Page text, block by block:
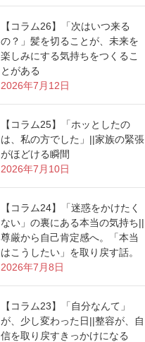
【コラム26】「次はいつ来る
の？」髪を切ることが、未来を
楽しみにする気持ちをつくるこ
とがある
2026年7月12日
【コラム25】「ホッとしたの
は、私の方でした」||家族の緊張
がほどける瞬間
2026年7月10日
【コラム24】「迷惑をかけたく
ない」の裏にある本当の気持ち||
尊厳から自己肯定感へ。「本当
はこうしたい」を取り戻す話。
2026年7月8日
【コラム23】「自分なんて」
が、少し変わった日||整容が、自
信を取り戻すきっかけになる